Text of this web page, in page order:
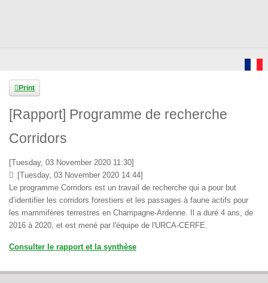
Print
[Rapport] Programme de recherche
Corridors
[Tuesday, 03 November 2020 11:30]
[Tuesday, 03 November 2020 14:44]
Le programme Corridors est un travail de recherche qui a pour but
d’identifier les corridors forestiers et les passages à faune actifs pour
les mammifères terrestres en Champagne-Ardenne. Il a duré 4 ans, de
2016 à 2020, et est mené par l'équipe de l'URCA-CERFE.
Consulter le rapport et la synthèse